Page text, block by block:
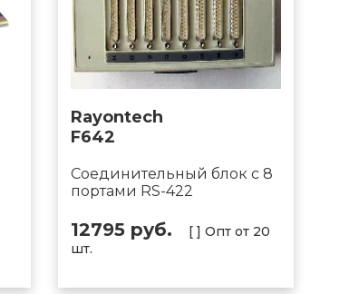
Rayontech
F642
Cоединительный блок с 8
портами RS-422
12795 руб.
[ ] Опт от 20
шт.